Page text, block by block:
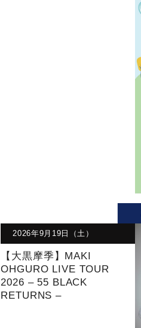
2026年9月19日（土）
【大黒摩季】MAKI
OHGURO LIVE TOUR
2026 – 55 BLACK
RETURNS –